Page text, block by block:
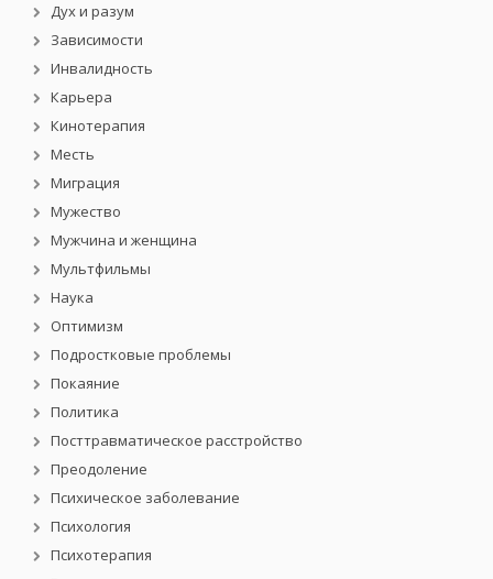
Дух и разум
Зависимости
Инвалидность
Карьера
Кинотерапия
Месть
Миграция
Мужество
Мужчина и женщина
Мультфильмы
Наука
Оптимизм
Подростковые проблемы
Покаяние
Политика
Посттравматическое расстройство
Преодоление
Психическое заболевание
Психология
Психотерапия